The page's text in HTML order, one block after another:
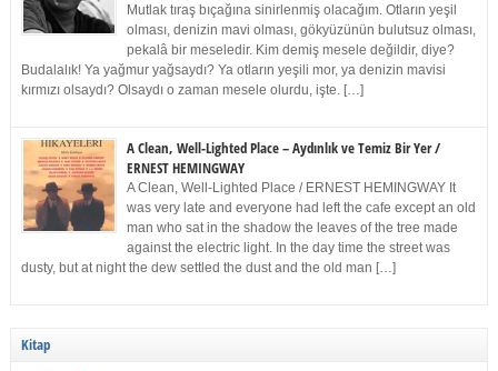
Mutlak tıraş bıçağına sinirlenmiş olacağım. Otların yeşil
olması, denizin mavi olması, gökyüzünün bulutsuz olması,
pekalâ bir meseledir. Kim demiş mesele değildir, diye?
Budalalık! Ya yağmur yağsaydı? Ya otların yeşili mor, ya denizin mavisi
kırmızı olsaydı? Olsaydı o zaman mesele olurdu, işte. […]
A Clean, Well-Lighted Place – Aydınlık ve Temiz Bir Yer /
ERNEST HEMINGWAY
A Clean, Well-Lighted Place / ERNEST HEMINGWAY It
was very late and everyone had left the cafe except an old
man who sat in the shadow the leaves of the tree made
against the electric light. In the day time the street was
dusty, but at night the dew settled the dust and the old man […]
Kitap